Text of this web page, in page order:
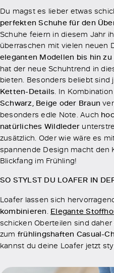
Du magst es lieber etwas
perfekten Schuhe für den
Schuhe feiern in diesem Jahr
überraschen mit vielen neuen
eleganten Modellen bis hin
hat der neue Schuhtrend in
bieten. Besonders beliebt sind
Ketten-Details. In
Schwarz, Beige oder Braun
besonders edle Note. Auch
natürliches Wildleder
zusätzlich. Oder wie wäre es
spannende Design macht den
Blickfang im Frühling!
SO STYLST DU LOAFER IN
Loafer lassen sich
kombinieren. Elegante
schicken Oberteilen sind
zum frühlingshaften Casual-
kannst du deine Loafer jetzt